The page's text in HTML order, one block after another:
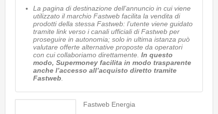
La pagina di destinazione dell’annuncio in cui viene
utilizzato il marchio Fastweb facilita la vendita di
prodotti della stessa Fastweb: l’utente viene guidato
tramite link verso i canali ufficiali di Fastweb per
proseguire in autonomia; solo in ultima istanza può
valutare offerte alternative proposte da operatori
con cui collaboriamo direttamente. In questo
modo, Supermoney facilita in modo trasparente
anche l’accesso all’acquisto diretto tramite
Fastweb
Fastweb Energia